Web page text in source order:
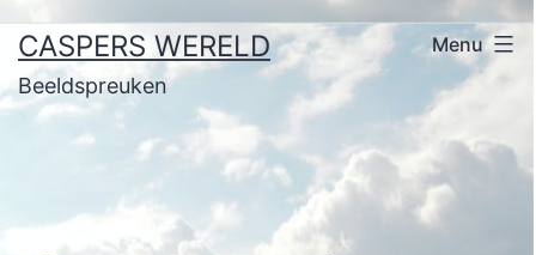
Ga
naar
de
CASPERS WERELD
Beeldspreuken
Menu